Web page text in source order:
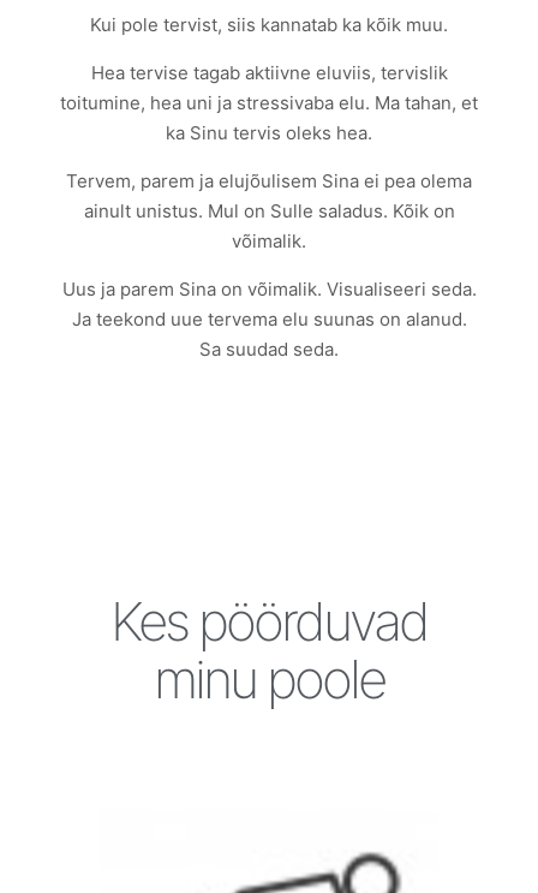
Kui pole tervist, siis kannatab ka kõik muu.
Hea tervise tagab aktiivne eluviis, tervislik
toitumine, hea uni ja stressivaba elu. Ma tahan, et
ka Sinu tervis oleks hea.
Tervem, parem ja elujõulisem Sina ei pea olema
ainult unistus. Mul on Sulle saladus. Kõik on
võimalik.
Uus ja parem Sina on võimalik. Visualiseeri seda.
Ja teekond uue tervema elu suunas on alanud.
Sa suudad seda.
Kes pöörduvad
minu poole